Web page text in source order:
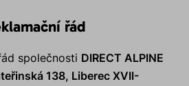
řád
společnosti DIRECT ALPINE
138, Liberec XVII-